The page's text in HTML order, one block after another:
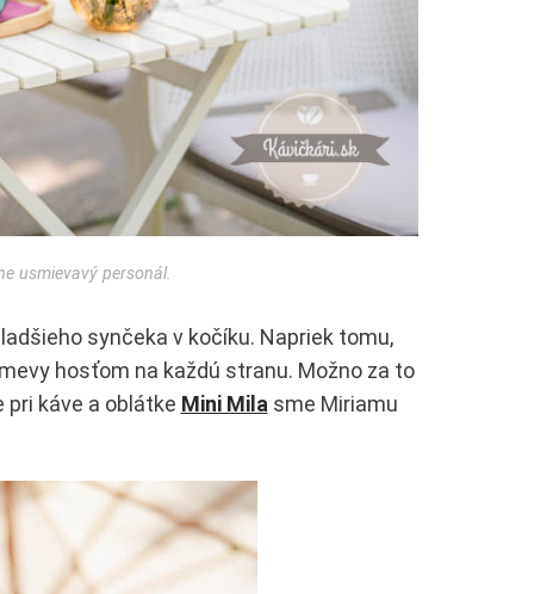
usmievavý personál.
synčeka v kočíku. Napriek tomu,
hosťom na každú stranu. Možno za to
pri káve a oblátke Mini Milasme Miriamu